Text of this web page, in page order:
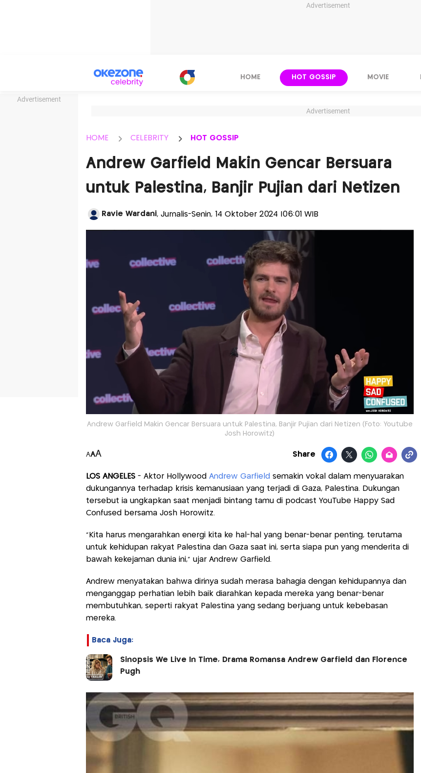
Advertisement
Advertisement
HOME HOT GOSSIP MOVIE
Advertisement
HOME CELEBRITY HOT GOSSIP
Andrew Garfield Makin Gencar Bersuara
untuk Palestina, Banjir Pujian dari Netizen
Ravie Wardani, Jurnalis-Senin, 14 Oktober 2024 |06:01 WIB
Andrew Garfield Makin Gencar Bersuara untuk Palestina, Banjir Pujian dari Netizen (Foto: Youtube
Josh Horowitz)
AAA Share
LOS ANGELES- Aktor Hollywood Andrew Garfield semakin vokal dalam menyuarakan
dukungannya terhadap krisis kemanusiaan yang terjadi di Gaza, Palestina. Dukungan
tersebut ia ungkapkan saat menjadi bintang tamu di podcast YouTube Happy Sad
Confused bersama Josh Horowitz.
"Kita harus mengarahkan energi kita ke hal-hal yang benar-benar penting, terutama
untuk kehidupan rakyat Palestina dan Gaza saat ini, serta siapa pun yang menderita di
bawah kekejaman dunia ini," ujar Andrew Garfield.
Andrew menyatakan bahwa dirinya sudah merasa bahagia dengan kehidupannya dan
menganggap perhatian lebih baik diarahkan kepada mereka yang benar-benar
membutuhkan, seperti rakyat Palestina yang sedang berjuang untuk kebebasan
mereka.
Baca Juga:
Sinopsis We Live In Time, Drama Romansa Andrew Garfield dan Florence
Pugh